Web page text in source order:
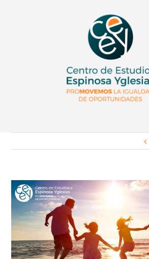
Ver
Imagen
Mas
Grande